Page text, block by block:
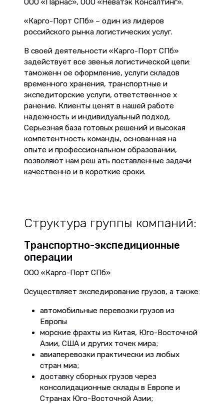
ООО «Парнас», ООО «Неватэк Консалтинг».
«Карго-Порт СПб» – один из лидеров
российского рынка логистических услуг.
В своей деятельности «Карго-Порт СПб»
задействует все звенья логистической цепи:
таможенн ое оформление, услуги складов
временного хранения, транспортные и
экспедиторские услуги, ответственное х
ранение. Клиенты ценят в нашей работе
надежность и индивидуальный подход.
Серьезная база готовых решений и высокая
компетентность команды, основанная на
опыте и профессиональном образовании,
позволяют нам реш ать поставленные задачи
качественно и в короткие сроки.
Структура группы компаний:
Транспортно-экспедиционные
операции
ООО «Карго-Порт СПб»
Осуществляет экспедирование грузов, а также:
автомобильные перевозки грузов из
Европы
морские фрахты из Китая, Юго-Восточной
Азии, США и других точек мира;
авиаперевозки практически из любых
стран миа;
доставку сборных грузов через
консолидационные склады в Европе и
Странах Юго-Восточной Азии;